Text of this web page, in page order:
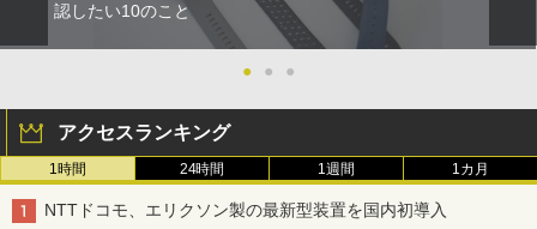
認したい10のこと
● ● ●
アクセスランキング
1時間 24時間 1週間 1カ月
NTTドコモ、エリクソン製の最新型装置を国内初導入